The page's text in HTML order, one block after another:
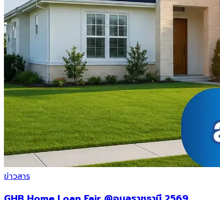
ข่าวสาร